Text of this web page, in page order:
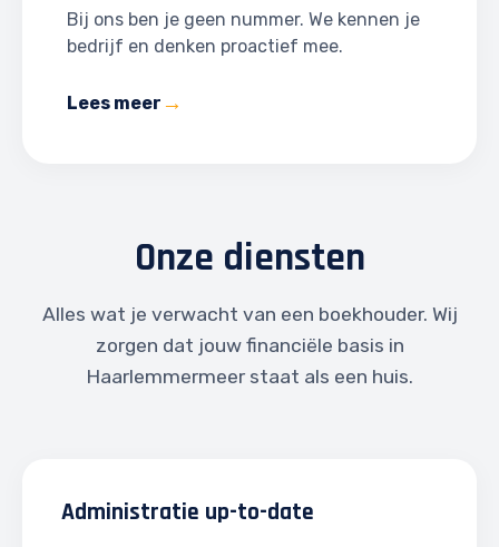
Bij ons ben je geen nummer. We kennen je
bedrijf en denken proactief mee.
Lees meer
Onze diensten
Alles wat je verwacht van een boekhouder. Wij
zorgen dat jouw financiële basis in
Haarlemmermeer staat als een huis.
Administratie up-to-date